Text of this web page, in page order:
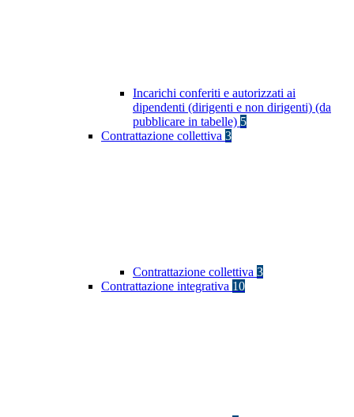
Incarichi conferiti e autorizzati ai
dipendenti (dirigenti e non dirigenti) (da
pubblicare in tabelle) 5
Contrattazione collettiva 3
Contrattazione collettiva 3
Contrattazione integrativa 10